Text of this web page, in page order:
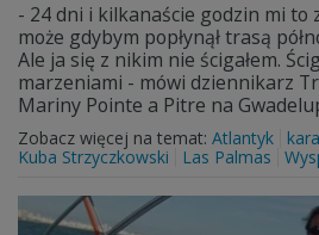
- 24 dni i kilkanaście godzin mi to
może gdybym popłynął trasą
Ale ja się z nikim nie ścigałem.
marzeniami - mówi dziennikarz
Mariny Pointe a Pitre na
Zobacz więcej na temat: Atlantyk
Kuba Strzyczkowski
Las Palmas